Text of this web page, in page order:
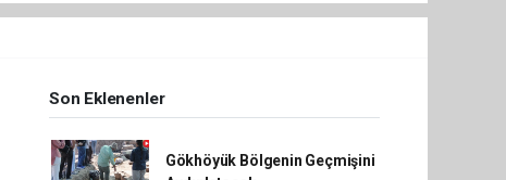
Son Eklenenler
Gökhöyük Bölgenin Geçmişini